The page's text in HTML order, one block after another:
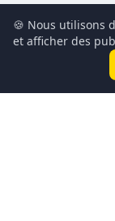
🍪 Nous utilisons
et afficher des